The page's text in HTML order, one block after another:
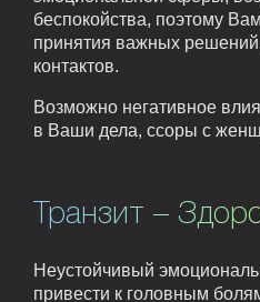
беспокойства, поэтому
принятия важных
контактов.
Возможно негативное
в Ваши дела, ссоры с
Транзит –
Неустойчивый
привести к головным